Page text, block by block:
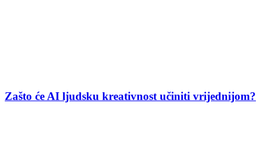
Zašto će AI ljudsku kreativnost učiniti vrijednijom?